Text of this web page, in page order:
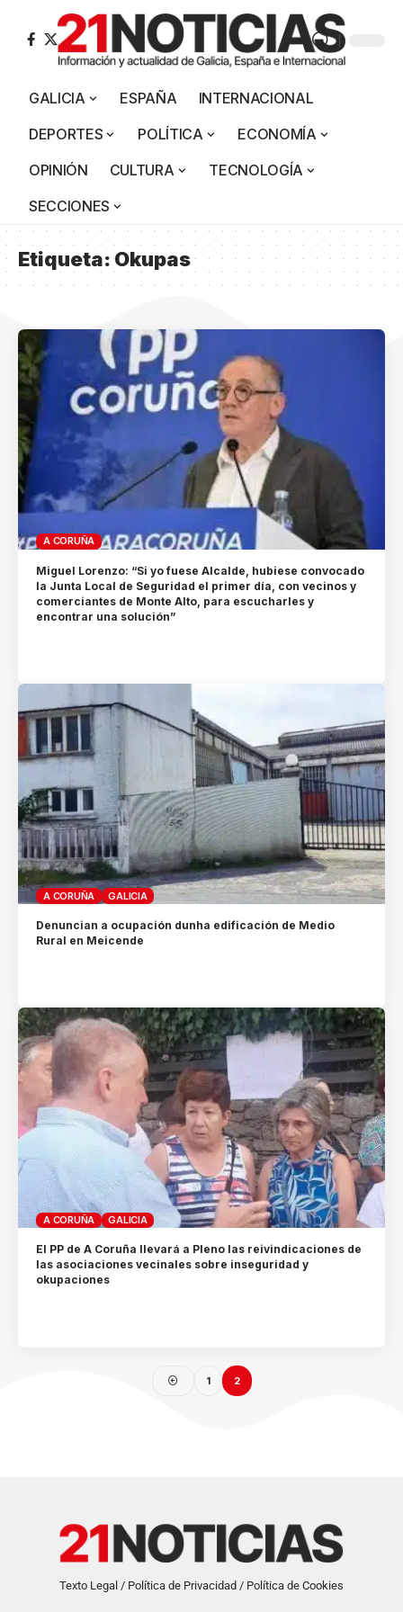
GALICIA ESPAÑA
INTERNACIONAL
DEPORTES
POLÍTICA
ECONOMÍA
OPINIÓN
CULTURA
TECNOLOGÍA
SECCIONES
Etiqueta:Okupas
A CORUÑA
Miguel Lorenzo: “Si yo fuese Alcalde, hubiese convocado
la Junta Local de Seguridad el primer día, con vecinos y
comerciantes de Monte Alto, para escucharles y
encontrar una solución”
A CORUÑA GALICIA
Denuncian a ocupación dunha edificación de Medio
Rural en Meicende
A CORUÑA GALICIA
El PP de A Coruña llevará a Pleno las reivindicaciones de
las asociaciones vecinales sobre inseguridad y
okupaciones
1 2
Texto Legal / Política de Privacidad / Política de Cookies